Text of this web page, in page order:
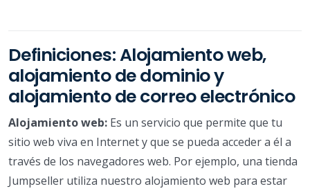
Definiciones: Alojamiento web,
alojamiento de dominio y
alojamiento de correo electrónico
Alojamiento web: Es un servicio que permite que tu
sitio web viva en Internet y que se pueda acceder a él a
través de los navegadores web. Por ejemplo, una tienda
Jumpseller utiliza nuestro alojamiento web para estar